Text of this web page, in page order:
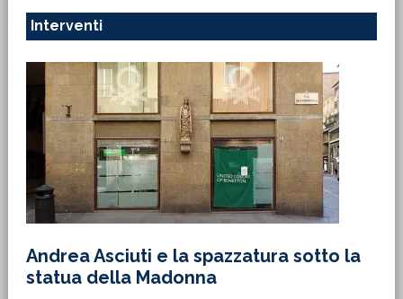
Interventi
Andrea Asciuti e la spazzatura sotto la
statua della Madonna